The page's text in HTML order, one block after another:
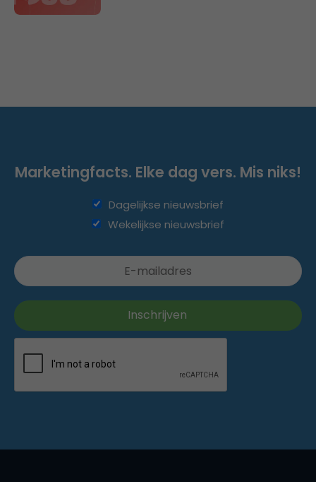
Marketingfacts. Elke dag vers. Mis niks!
Dagelijkse nieuwsbrief
Wekelijkse nieuwsbrief